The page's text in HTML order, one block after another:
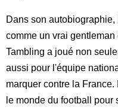
Dans son
comme un vrai
Tambling a joué non
aussi pour l'équipe
marquer contre la
le monde du football